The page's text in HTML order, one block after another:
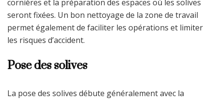
cornières et la préparation des espaces où les solives
seront fixées. Un bon nettoyage de la zone de travail
permet également de faciliter les opérations et limiter
les risques d’accident.
Pose des solives
La pose des solives débute généralement avec la